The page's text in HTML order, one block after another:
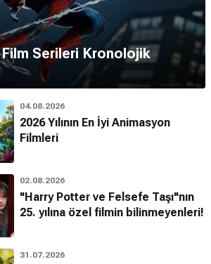
Serileri Kronolojik
04.08.2026
2026 Yılının En İyi Animasyon
Filmleri
02.08.2026
"Harry Potter ve Felsefe Taşı"nın
25. yılına özel filmin bilinmeyenleri!
31.07.2026